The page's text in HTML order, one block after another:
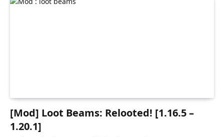
[Mod] Loot Beams: Relooted! [1.16.5 –
1.20.1]